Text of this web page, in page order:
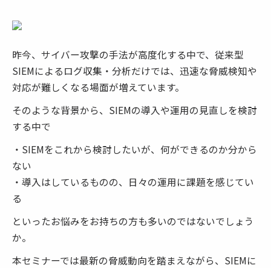
昨今、サイバー攻撃の手法が高度化する中で、従来型
SIEMによるログ収集・分析だけでは、迅速な脅威検知や
対応が難しくなる場面が増えています。
そのような背景から、SIEMの導入や運用の見直しを検討
する中で
・SIEMをこれから検討したいが、何ができるのか分から
ない
・導入はしているものの、日々の運用に課題を感じてい
る
といったお悩みをお持ちの方も多いのではないでしょう
か。
本セミナーでは最新の脅威動向を踏まえながら、SIEMに